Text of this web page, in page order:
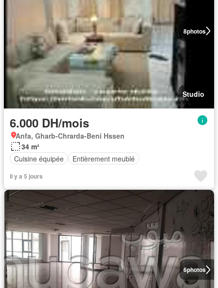
8photos
Studio
6.000 DH/mois
Anfa, Gharb-Chrarda-Beni Hssen
34 m²
Cuisine équipée
Entièrement meublé
Il y a 5 jours
6photos